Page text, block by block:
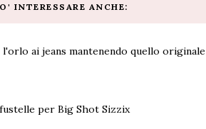
INTERESSARE ANCHE:
l'orlo ai jeans mantenendo quello originale
per Big Shot Sizzix